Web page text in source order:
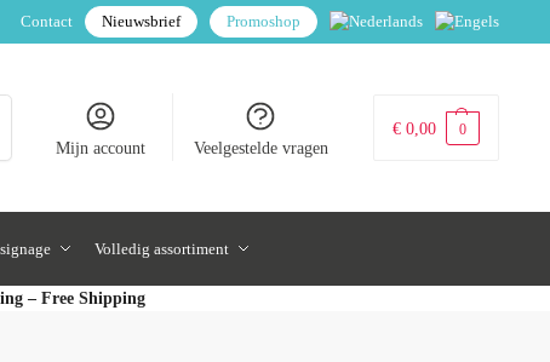
Contact Nieuwsbrief Promoshop
Mijn account Veelgestelde vragen
€ 0,00 0
Volledig assortiment
– Free Shipping